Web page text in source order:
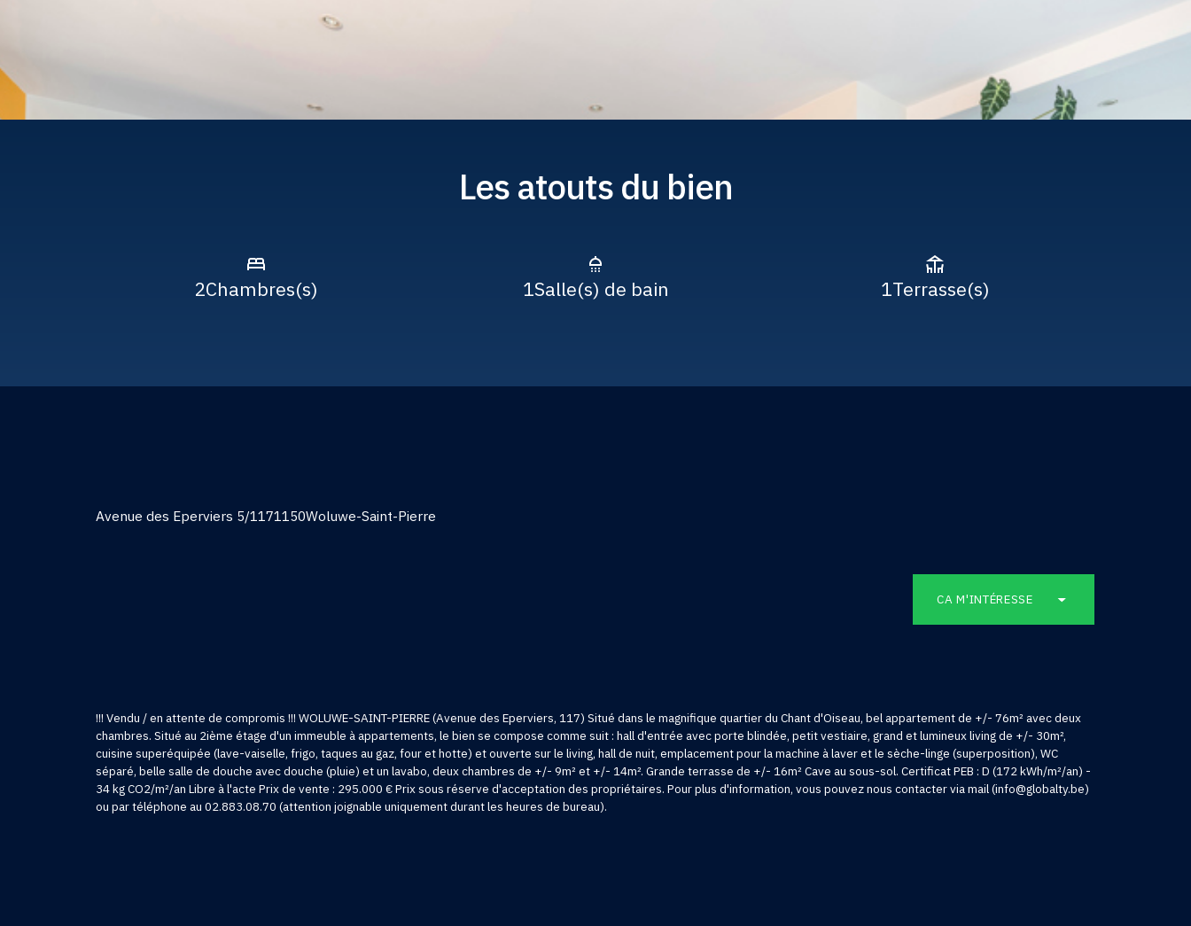
Les atouts du bien
2Chambres(s) 1Salle(s) de bain 1Terrasse(s)
Avenue des Eperviers 5/1171150Woluwe-Saint-Pierre
CA M'INTÉRESSE
!!! Vendu / en attente de compromis !!! WOLUWE-SAINT-PIERRE (Avenue des Eperviers, 117) Situé dans le magnifique quartier du Chant d'Oiseau, bel appartement de +/- 76m² avec deux
chambres. Situé au 2ième étage d'un immeuble à appartements, le bien se compose comme suit : hall d'entrée avec porte blindée, petit vestiaire, grand et lumineux living de +/- 30m²,
cuisine superéquipée (lave-vaiselle, frigo, taques au gaz, four et hotte) et ouverte sur le living, hall de nuit, emplacement pour la machine à laver et le sèche-linge (superposition), WC
séparé, belle salle de douche avec douche (pluie) et un lavabo, deux chambres de +/- 9m² et +/- 14m². Grande terrasse de +/- 16m² Cave au sous-sol. Certificat PEB : D (172 kWh/m²/an) -
34 kg CO2/m²/an Libre à l'acte Prix de vente : 295.000 € Prix sous réserve d'acceptation des propriétaires. Pour plus d'information, vous pouvez nous contacter via mail (info@globalty.be)
ou par téléphone au 02.883.08.70 (attention joignable uniquement durant les heures de bureau).